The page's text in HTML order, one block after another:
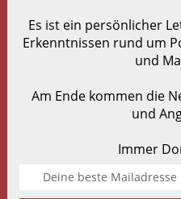
Es ist ein persönlicher
Erkenntnissen rund um
und
Am Ende kommen die
und
Immer